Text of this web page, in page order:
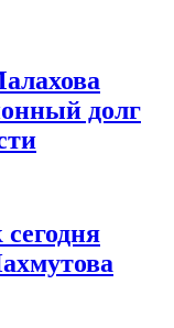
долг